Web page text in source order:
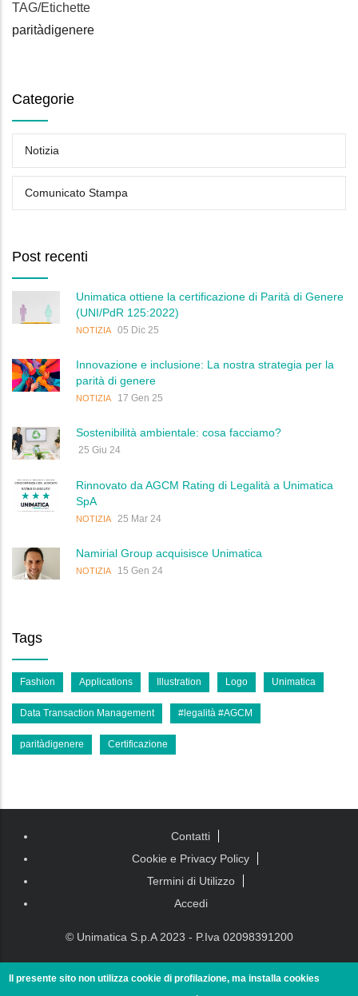
TAG/Etichette
paritàdigenere
Categorie
Notizia
Comunicato Stampa
Post recenti
Unimatica ottiene la certificazione di Parità di Genere
(UNI/PdR 125:2022)
NOTIZIA 05 Dic 25
Innovazione e inclusione: La nostra strategia per la
parità di genere
NOTIZIA 17 Gen 25
Sostenibilità ambientale: cosa facciamo?
25 Giu 24
Rinnovato da AGCM Rating di Legalità a Unimatica
SpA
NOTIZIA 25 Mar 24
Namirial Group acquisisce Unimatica
NOTIZIA 15 Gen 24
Tags
Fashion Applications Illustration Logo Unimatica
Data Transaction Management #legalità #AGCM
paritàdigenere Certificazione
Piè di
Contatti
Cookie e Privacy Policy
Termini di Utilizzo
Accedi
© Unimatica S.p.A 2023 - P.Iva 02098391200
Il presente sito non utilizza cookie di profilazione, ma installa cookies